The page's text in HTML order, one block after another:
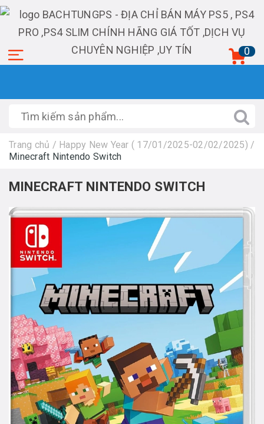
0
Trang chủ / Happy New Year ( 17/01/2025-02/02/2025) /
Minecraft Nintendo Switch
MINECRAFT NINTENDO SWITCH